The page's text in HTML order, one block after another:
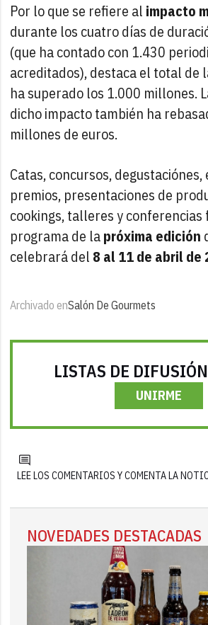
Por lo que se refiere al impacto
durante los cuatro días de
(que ha contado con 1.430
acreditados), destaca el total de
ha superado los 1.000 millones.
dicho impacto también ha
millones de euros.
Catas, concursos,
premios, presentaciones de
cookings, talleres y
programa de lapróxima edición
celebrará del 8 al 11 de abril de
Archivado enSalón De Gourmets
LISTAS DE
UNIRME
LEE LOS COMENTARIOS Y COMENTA LA
NOVEDADES DESTACADAS